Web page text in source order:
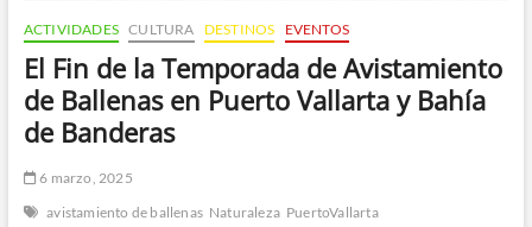
ACTIVIDADES CULTURA DESTINOS EVENTOS
El Fin de la Temporada de Avistamiento
de Ballenas en Puerto Vallarta y Bahía
de Banderas
6 marzo, 2025
avistamiento de ballenas Naturaleza PuertoVallarta